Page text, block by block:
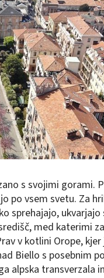
s svojimi gorami.
po vsem svetu. Za
sprehajajo,
med katerimi
v kotlini Orope,
Biello s posebnim
alpska transverzala